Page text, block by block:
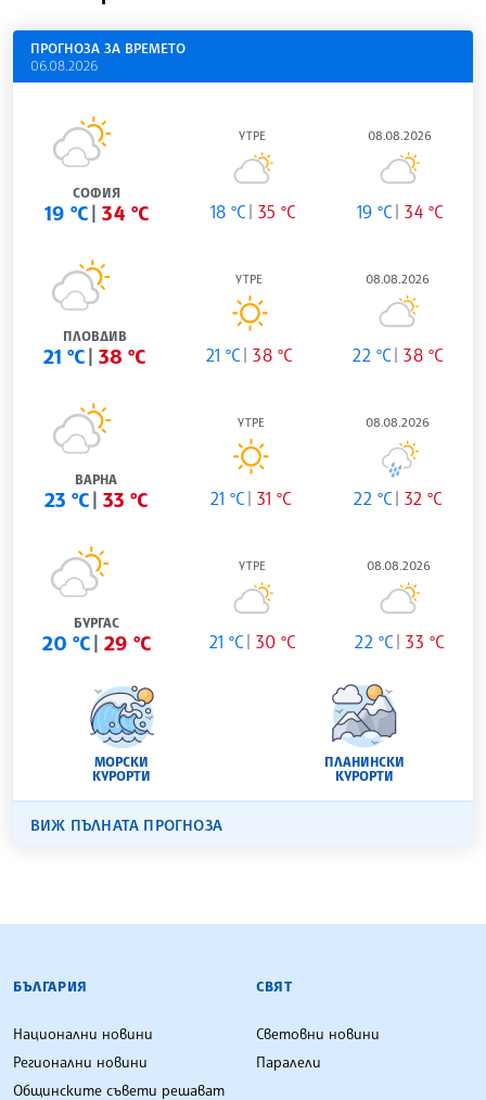
ПРОГНОЗА ЗА ВРЕМЕТО
06.08.2026
СОФИЯ
19 °C 34 °C
УТРЕ
18 °C 35 °C
08.08.2026
19 °C 34 °C
ПЛОВДИВ
21 °C 38 °C
УТРЕ
21 °C 38 °C
08.08.2026
22 °C 38 °C
ВАРНА
23 °C 33 °C
УТРЕ
21 °C 31 °C
08.08.2026
22 °C 32 °C
БУРГАС
20 °C 29 °C
УТРЕ
21 °C 30 °C
08.08.2026
22 °C 33 °C
МОРСКИ
КУРОРТИ
ПЛАНИНСКИ
КУРОРТИ
ВИЖ ПЪЛНАТА ПРОГНОЗА
БЪЛГАРСКА ТЕЛЕГРАФНА АГЕНЦИЯ
БЪЛГАРИЯ
Национални новини
Регионални новини
Общинските съвети решават
СВЯТ
Световни новини
Паралели